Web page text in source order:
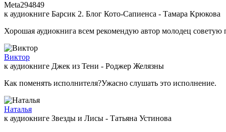
Meta294849
к аудиокниге Барсик 2. Блог Кото-Сапиенса - Тамара Крюкова
Хорошая аудиокнига всем рекомендую автор молодец советую
Виктор
к аудиокниге Джек из Тени - Роджер Желязны
Как поменять исполнителя?Ужасно слушать это исполнение.
Наталья
к аудиокниге Звезды и Лисы - Татьяна Устинова